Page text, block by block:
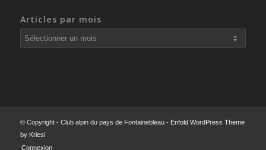
Articles par mois
© Copyright - Club alpin du pays de Fontainebleau - Enfold WordPress Theme
by Kriesi
Connexion